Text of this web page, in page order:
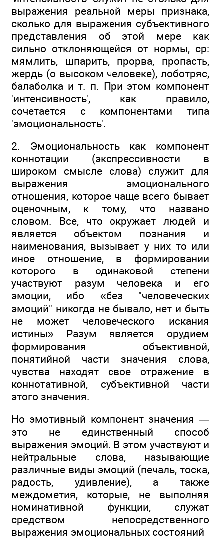
выражения реальной меры признака,
сколько для выражения субъективного
представления об этой мере как
сильно отклоняющейся от нормы, ср:
мямлить, шпарить, прорва, пропасть,
жердь (о высоком человеке), лоботряс,
балаболка и т. п. При этом компонент
'интенсивность', как правило,
сочетается с компонентами типа
'эмоциональность'.
2. Эмоциональность как компонент
коннотации (экспрессивности в
широком смысле слова) служит для
выражения эмоционального
отношения, которое чаще всего бывает
оценочным, к тому, что названо
словом. Все, что окружает людей и
является объектом познания и
наименования, вызывает у них то или
иное отношение, в формировании
которого в одинаковой степени
участвуют разум человека и его
эмоции, ибо «без "человеческих
эмоций" никогда не бывало, нет и быть
не может человеческого искания
истины» Разум является орудием
формирования объективной,
понятийной части значения слова,
чувства находят свое отражение в
коннотативной, субъективной части
этого значения.
Но эмотивный компонент значения —
это не единственный способ
выражения эмоций. В этом участвуют и
нейтральные слова, называющие
различные виды эмоций (печаль, тоска,
радость, удивление), а также
междометия, которые, не выполняя
номинативной функции, служат
средством непосредственного
выражения эмоциональных состояний